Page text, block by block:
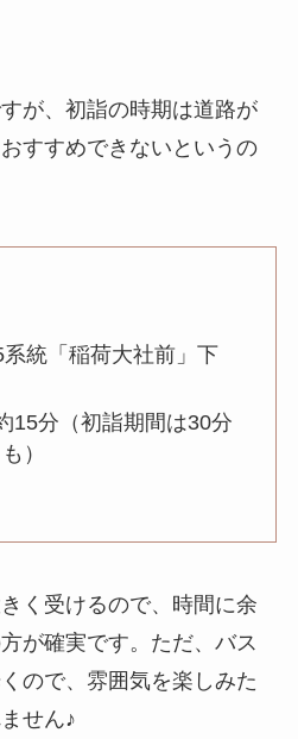
が、初詣の時期は道路が
すすめできないというの
統「稲荷大社前」下
15分（初詣期間は30分
）
く受けるので、時間に余
が確実です。ただ、バス
ので、雰囲気を楽しみた
せん♪